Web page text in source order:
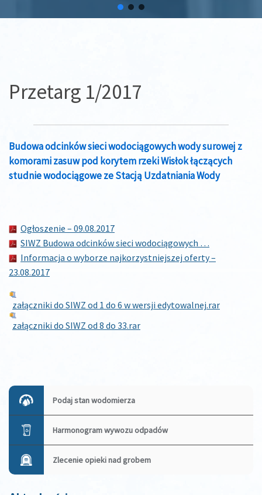
Przetarg 1/2017
Budowa odcinków sieci wodociągowych wody surowej z
komorami zasuw pod korytem rzeki Wisłok łączących
studnie wodociągowe ze Stacją Uzdatniania Wody
Ogłoszenie – 09.08.2017
SIWZ Budowa odcinków sieci wodociągowych …
Informacja o wyborze najkorzystniejszej oferty –
23.08.2017
załączniki do SIWZ od 1 do 6 w wersji edytowalnej.rar
załączniki do SIWZ od 8 do 33.rar
Podaj stan wodomierza
Harmonogram wywozu odpadów
Zlecenie opieki nad grobem